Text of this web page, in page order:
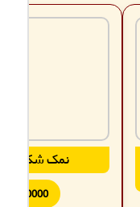
نمک شکری 25 تن
42500000